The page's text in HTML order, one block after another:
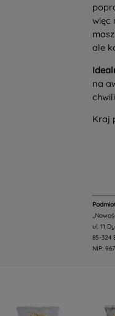
więc
ale
na
Kraj
ul. 11
85-324
NIP: